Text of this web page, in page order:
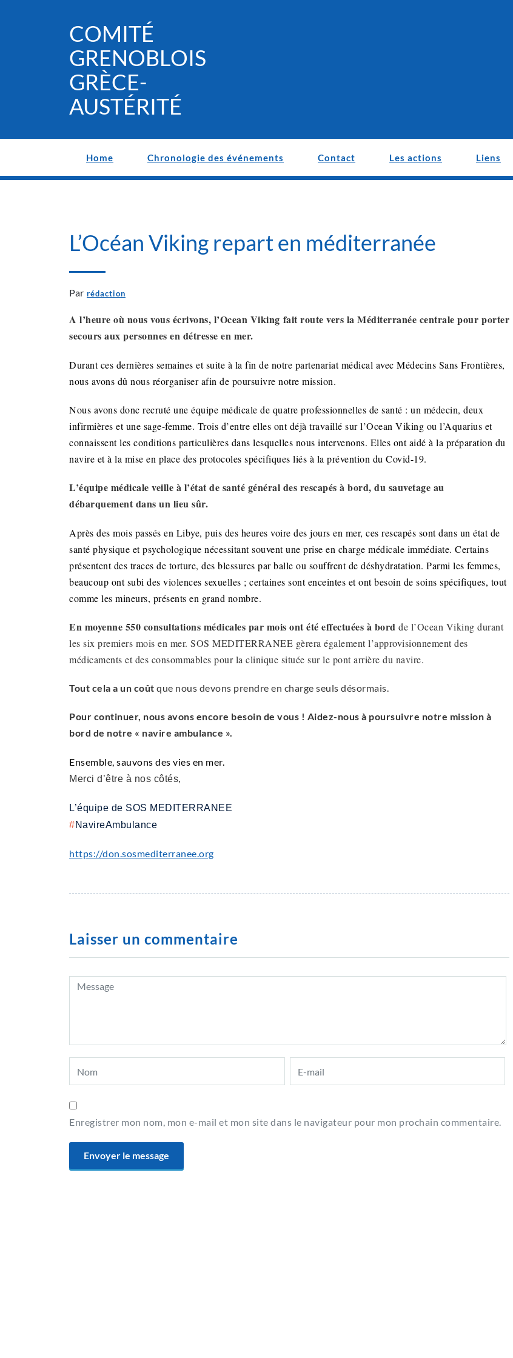
COMITÉ
GRENOBLOIS
GRÈCE-
AUSTÉRITÉ
Home Chronologie des événements Contact Les actions Liens
L’Océan Viking repart en méditerranée
Par rédaction
A l’heure où nous vous écrivons, l’Ocean Viking fait route vers la Méditerranée centrale pour porter
secours aux personnes en détresse en mer.
Durant ces dernières semaines et suite à la fin de notre partenariat médical avec Médecins Sans Frontières,
nous avons dû nous réorganiser afin de poursuivre notre mission.
Nous avons donc recruté une équipe médicale de quatre professionnelles de santé : un médecin, deux
infirmières et une sage-femme. Trois d’entre elles ont déjà travaillé sur l’Ocean Viking ou l’Aquarius et
connaissent les conditions particulières dans lesquelles nous intervenons. Elles ont aidé à la préparation du
navire et à la mise en place des protocoles spécifiques liés à la prévention du Covid-19.
L’équipe médicale veille à l’état de santé général des rescapés à bord, du sauvetage au
débarquement dans un lieu sûr.
Après des mois passés en Libye, puis des heures voire des jours en mer, ces rescapés sont dans un état de
santé physique et psychologique nécessitant souvent une prise en charge médicale immédiate. Certains
présentent des traces de torture, des blessures par balle ou souffrent de déshydratation. Parmi les femmes,
beaucoup ont subi des violences sexuelles ; certaines sont enceintes et ont besoin de soins spécifiques, tout
comme les mineurs, présents en grand nombre.
En moyenne 550 consultations médicales par mois ont été effectuées à bord de l’Ocean Viking durant
les six premiers mois en mer. SOS MEDITERRANEE gèrera également l’approvisionnement des
médicaments et des consommables pour la clinique située sur le pont arrière du navire.
Tout cela a un coût que nous devons prendre en charge seuls désormais.
Pour continuer, nous avons encore besoin de vous ! Aidez-nous à poursuivre notre mission à
bord de notre « navire ambulance ».
Ensemble, sauvons des vies en mer.
Merci d’être à nos côtés,
L’équipe de SOS MEDITERRANEE
#NavireAmbulance
https://don.sosmediterranee.org
Laisser un commentaire
Enregistrer mon nom, mon e-mail et mon site dans le navigateur pour mon prochain commentaire.